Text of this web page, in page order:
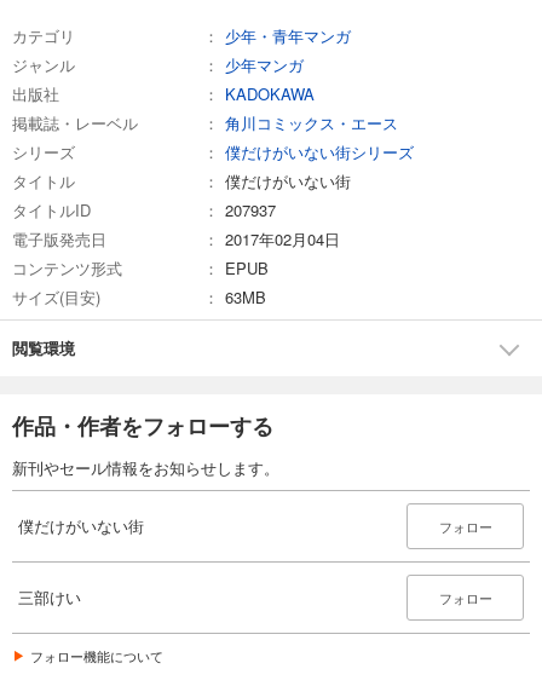
カテゴリ
少年・青年マンガ
ジャンル
少年マンガ
出版社
KADOKAWA
掲載誌・レーベル
角川コミックス・エース
シリーズ
僕だけがいない街シリーズ
タイトル
僕だけがいない街
タイトルID
207937
電子版発売日
2017年02月04日
コンテンツ形式
EPUB
サイズ(目安)
63MB
閲覧環境
作品・作者をフォローする
新刊やセール情報をお知らせします。
僕だけがいない街 フォロー
三部けい フォロー
フォロー機能について